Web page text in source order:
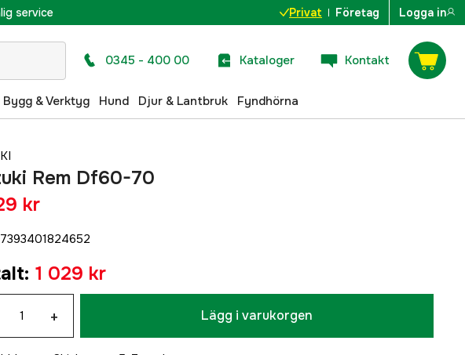
service Privat Företag Logga in
0345 - 400 00 Kataloger Kontakt
Bygg & Verktyg Hund Djur & Lantbruk Fyndhörna
Rem Df60-70
kr
7393401824652
: 1 029 kr
+ Lägg i varukorgen